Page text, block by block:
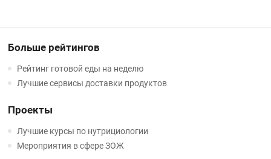
Больше рейтингов
Рейтинг готовой еды на неделю
Лучшие сервисы доставки продуктов
Проекты
Лучшие курсы по нутрициологии
Мероприятия в сфере ЗОЖ